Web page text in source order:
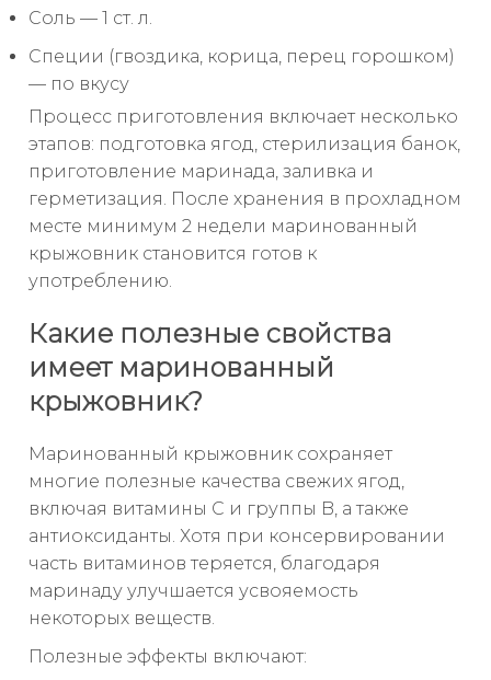
Соль — 1 ст. л.
Специи (гвоздика, корица, перец горошком)
— по вкусу
Процесс приготовления включает несколько
этапов: подготовка ягод, стерилизация банок,
приготовление маринада, заливка и
герметизация. После хранения в прохладном
месте минимум 2 недели маринованный
крыжовник становится готов к
употреблению.
Какие полезные свойства
имеет маринованный
крыжовник?
Маринованный крыжовник сохраняет
многие полезные качества свежих ягод,
включая витамины C и группы B, а также
антиоксиданты. Хотя при консервировании
часть витаминов теряется, благодаря
маринаду улучшается усвояемость
некоторых веществ.
Полезные эффекты включают: